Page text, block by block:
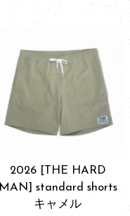
2026 [THE HARD
MAN] standard shorts
キャメル